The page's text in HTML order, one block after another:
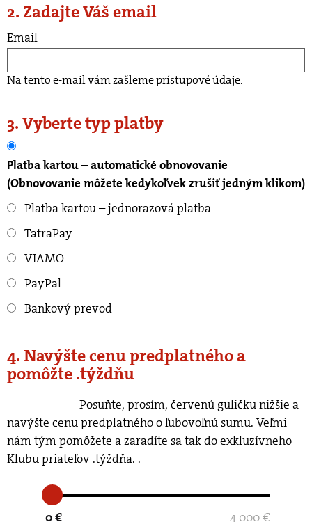
2. Zadajte Váš email
Email
Na tento e-mail vám zašleme prístupové údaje.
3. Vyberte typ platby
Platba kartou – automatické obnovovanie
(Obnovovanie môžete kedykoľvek zrušiť jedným klikom)
Platba kartou – jednorazová platba
TatraPay
VIAMO
PayPal
Bankový prevod
4. Navýšte cenu predplatného a
pomôžte .týždňu
navýšte cenu predplatného o ľubovoľnú sumu. Veľmi
nám tým pomôžete a zaradíte sa tak do exkluzívneho
Klubu priateľov .týždňa. .
0 € 4 000 €